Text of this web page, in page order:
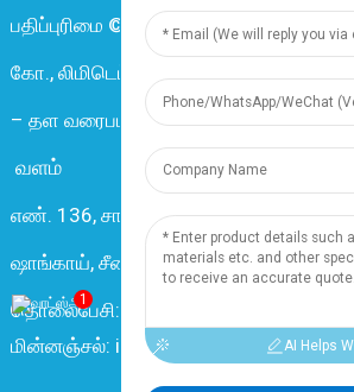
பதிப்புரிமை © 2024 ஷாங்காய் டிங்ஜுன்
கோ., லிமிடெட். அனைத்து உரிமைகளும்
– தள வரைபடம் – Resource
வளம்
எண். 136, சாங்சியாங் சாலை, நான்சியாங்
ஷாங்காய், சீனா
தொலைபேசி: +86 18019377761
மின்னஞ்சல்: info@dingzuncable.com
1
AI Helps